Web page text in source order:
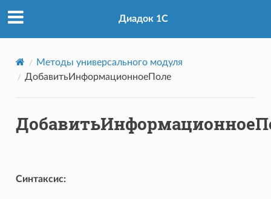
Диадок 1С
Методы универсального модуля
ДобавитьИнформационноеПоле
Синтаксис: